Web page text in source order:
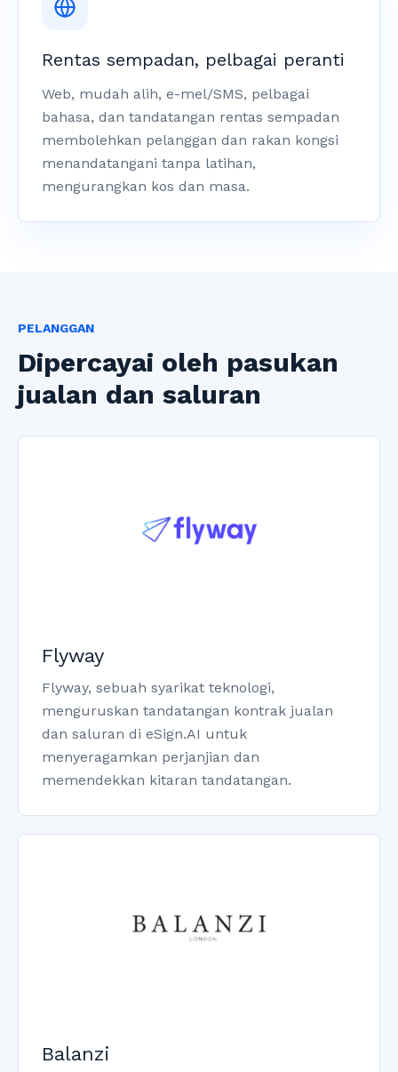
Rentas sempadan, pelbagai peranti
Web, mudah alih, e-mel/SMS, pelbagai
bahasa, dan tandatangan rentas sempadan
membolehkan pelanggan dan rakan kongsi
menandatangani tanpa latihan,
mengurangkan kos dan masa.
PELANGGAN
Dipercayai oleh pasukan
jualan dan saluran
Flyway
Flyway, sebuah syarikat teknologi,
menguruskan tandatangan kontrak jualan
dan saluran di eSign.AI untuk
menyeragamkan perjanjian dan
memendekkan kitaran tandatangan.
Balanzi